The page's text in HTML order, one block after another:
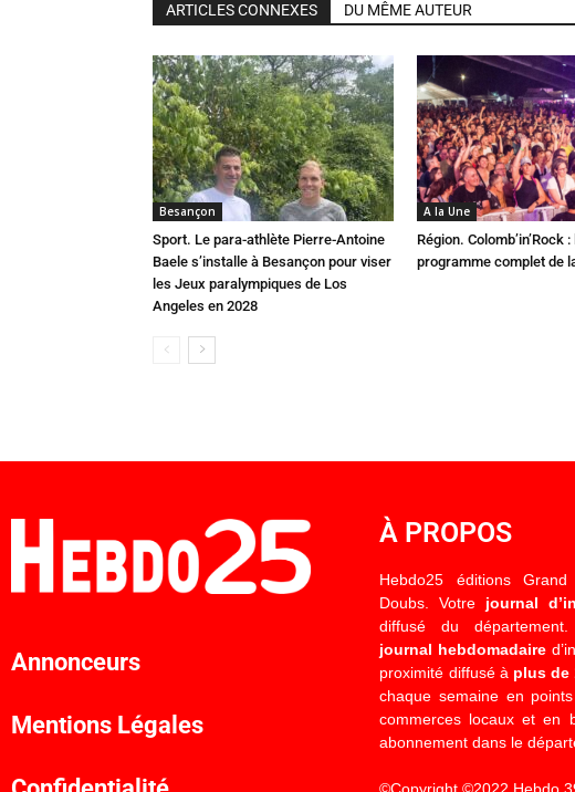
ARTICLES CONNEXES DU MÊME AUTEUR
Besançon
Sport. Le para-athlète Pierre-Antoine
Baele s’installe à Besançon pour viser
les Jeux paralympiques de Los
Angeles en 2028
A la Une
Région. Colomb’in’Rock :
programme complet de
Annonceurs
Mentions Légales
À PROPOS
Hebdo25 éditions
Doubs. Votre journal
diffusé du
journal hebdomadaire
proximité diffusé à plus de
chaque semaine en
commerces locaux et en
abonnement dans le